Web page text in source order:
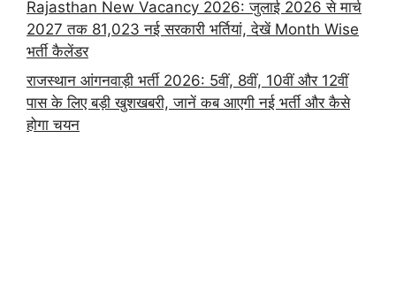
Rajasthan New Vacancy 2026: जुलाई 2026 से मार्च
2027 तक 81,023 नई सरकारी भर्तियां, देखें Month Wise
भर्ती कैलेंडर
राजस्थान आंगनवाड़ी भर्ती 2026: 5वीं, 8वीं, 10वीं और 12वीं
पास के लिए बड़ी खुशखबरी, जानें कब आएगी नई भर्ती और कैसे
होगा चयन